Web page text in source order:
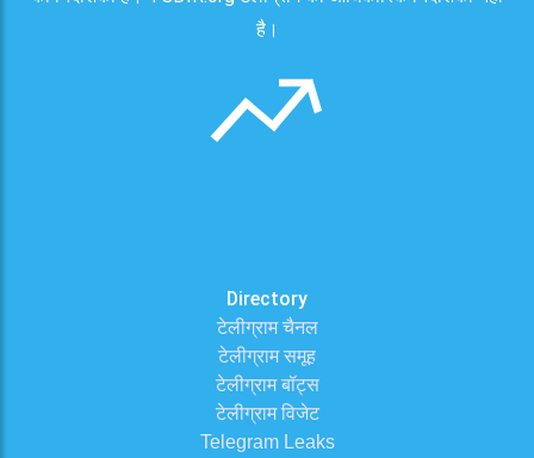
है।
Directory
टेलीग्राम चैनल
टेलीग्राम समूह
टेलीग्राम बॉट्स
टेलीग्राम विजेट
Telegram Leaks